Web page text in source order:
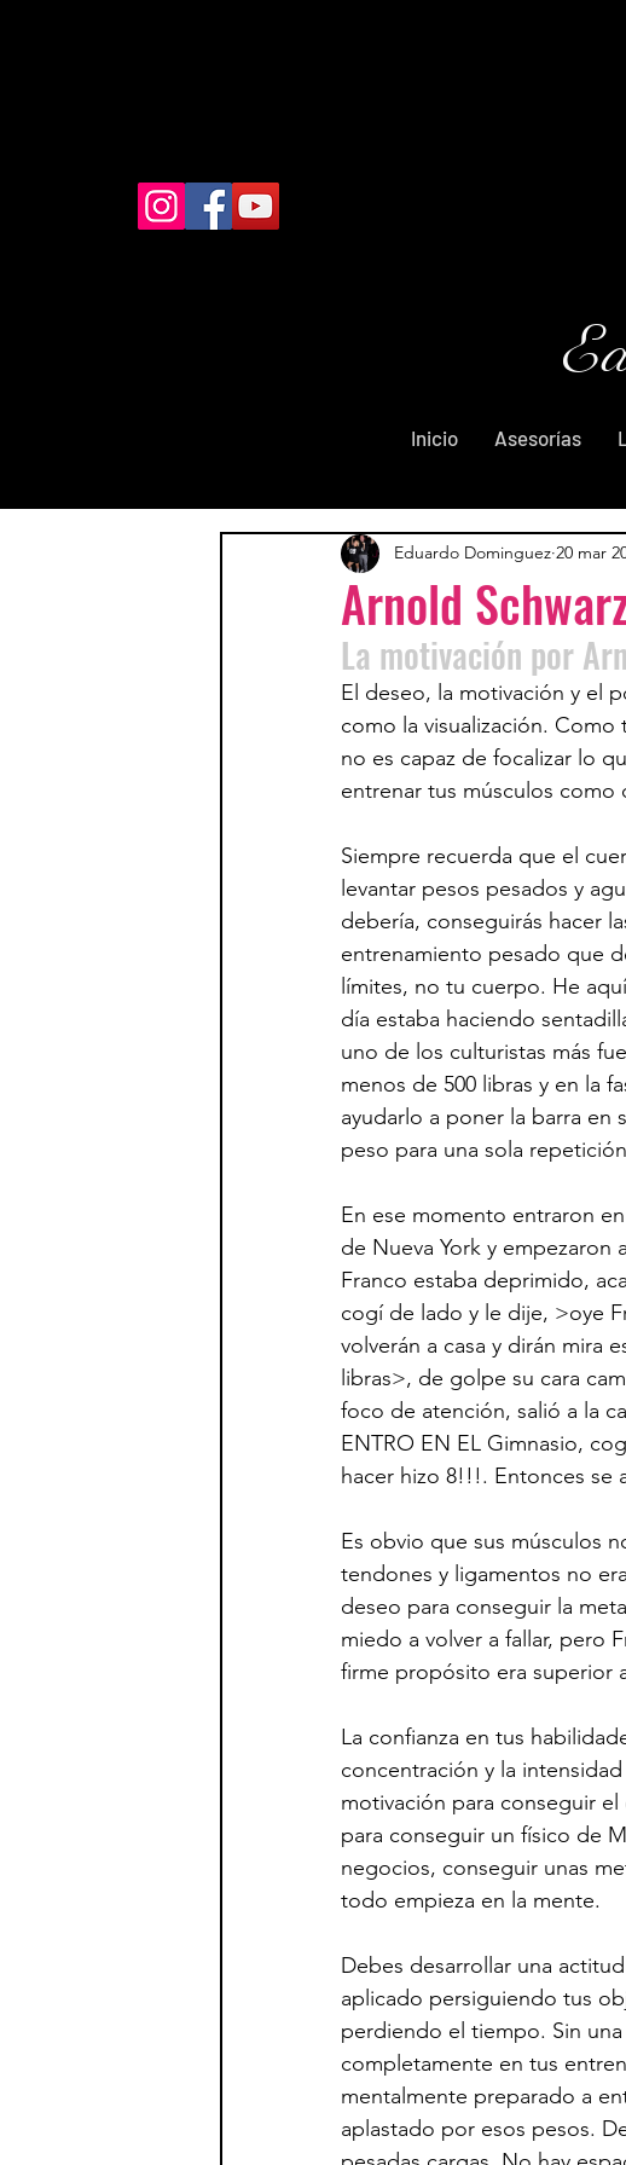
Inicio Asesorías
Arnold
Eduardo Dominguez 20 mar
La motivación por
El deseo, la motivación y el
como la visualización.
no es capaz de focalizar lo
entrenar tus músculos como
Siempre recuerda que el
levantar pesos pesados y
debería, conseguirás hacer
entrenamiento pesado que
límites, no tu cuerpo. He
día estaba haciendo
uno de los culturistas más
menos de 500 libras y en la
ayudarlo a poner la barra en
peso para una sola
En ese momento entraron
de Nueva York y empezaron
Franco estaba deprimido,
cogí de lado y le dije, >oye
volverán a casa y dirán mira
libras>, de golpe su cara
foco de atención, salió a la
ENTRO EN EL Gimnasio,
hacer hizo 8!!!. Entonces se
Es obvio que sus músculos
tendones y ligamentos no
deseo para conseguir la
miedo a volver a fallar, pero
firme propósito era superior
La confianza en tus
concentración y la
motivación para conseguir
para conseguir un físico de
negocios, conseguir unas
todo empieza en la mente.
Debes desarrollar una
aplicado persiguiendo tus
perdiendo el tiempo. Sin
completamente en tus
mentalmente preparado a
aplastado por esos pesos.